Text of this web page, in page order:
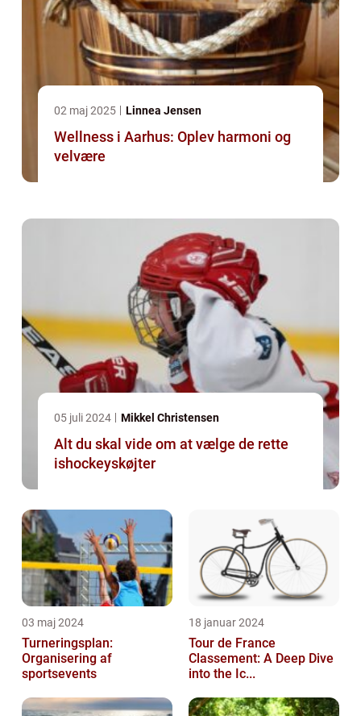
02 maj 2025 Linnea Jensen
Wellness i Aarhus: Oplev harmoni og
velvære
05 juli 2024 Mikkel Christensen
Alt du skal vide om at vælge de rette
ishockeyskøjter
03 maj 2024
Turneringsplan:
Organisering af
sportsevents
18 januar 2024
Tour de France
Classement: A Deep Dive
into the Ic...